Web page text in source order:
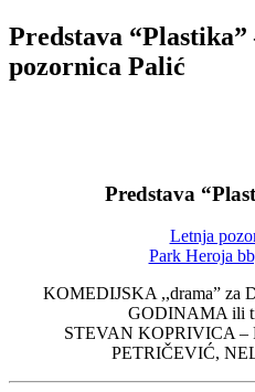
Predstava
pozornica Palić
Predstava
Letnja
Park Heroja
KOMEDIJSKA ,,drama” za
GODINAMA ili
STEVAN KOPRIVICA
PETRIČEVIĆ,